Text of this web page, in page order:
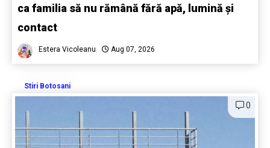
ca familia să nu rămână fără apă, lumină și
contact
Estera Vicoleanu Aug 07, 2026
Stiri Botosani
0